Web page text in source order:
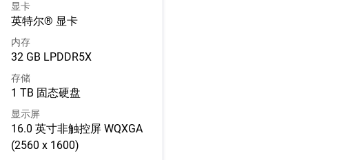
显卡
英特尔® 显卡
内存
32 GB LPDDR5X
存储
1 TB 固态硬盘
显示屏
16.0 英寸非触控屏 WQXGA
(2560 x 1600)